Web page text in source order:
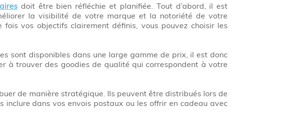
doit être bien réfléchie et planifiée. Tout d’abord, il est
la visibilité de votre marque et la notoriété de votre
vos objectifs clairement définis, vous pouvez choisir les
sont disponibles dans une large gamme de prix, il est donc
à trouver des goodies de qualité qui correspondent à votre
de manière stratégique. Ils peuvent être distribués lors de
inclure dans vos envois postaux ou les offrir en cadeau avec